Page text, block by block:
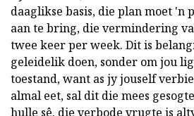
daaglikse basis, die plan moet 'n
aan te bring, die vermindering
twee keer per week. Dit is
geleidelik doen, sonder om jou
toestand, want as jy jouself
almal eet, sal dit die mees
hulle sê, die verbode vrugte is